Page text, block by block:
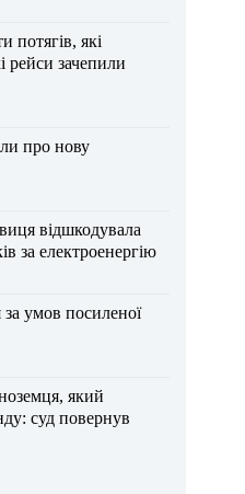
потягів, які
рейси зачепили
про нову
відшкодувала
за електроенергію
умов посиленої
який
суд повернув